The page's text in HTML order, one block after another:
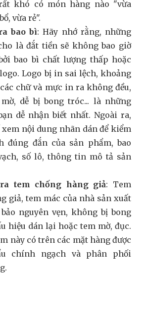
khó có món hàng nào "vừa
vừa rẻ".
bao bì: Hãy nhớ rằng, những
là đắt tiền sẽ không bao giờ
bao bì chất lượng thấp hoặc
Logo bị in sai lệch, khoảng
chữ và mực in ra không đều,
dễ bị bong tróc... là những
dễ nhận biết nhất. Ngoài ra,
xem nội dung nhãn dán để kiểm
đúng đắn của sản phẩm, bao
số lô, thông tin mô tả sản
tem chống hàng giả: Tem
giả, tem mác của nhà sản xuất
nguyên vẹn, không bị bong
hiệu dán lại hoặc tem mờ, đục.
này có trên các mặt hàng được
chính ngạch và phân phối